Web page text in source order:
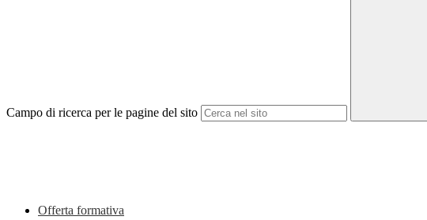
Campo di ricerca per le pagine del sito
Offerta formativa